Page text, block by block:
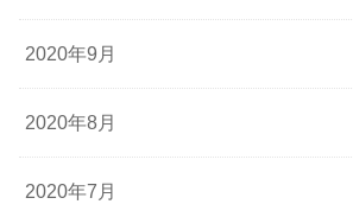
2020年9月
2020年8月
2020年7月